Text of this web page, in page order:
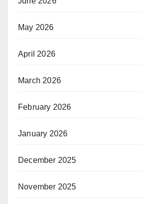
May 2026
April 2026
March 2026
February 2026
January 2026
December 2025
November 2025